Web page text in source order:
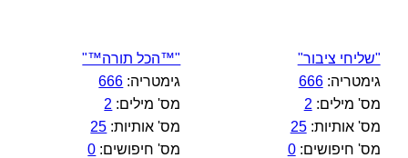
"שליחי ציבור"
גימטריה:666
מס' מילים: 2
מס' אותיות:25
מס' חיפושים:0
"™הכל תורה™"
גימטריה: 666
מס' מילים: 2
מס' אותיות: 25
מס' חיפושים: 0